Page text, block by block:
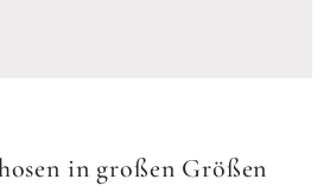
in großen Größen